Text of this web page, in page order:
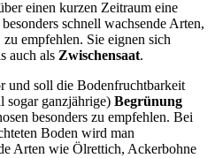
einen kurzen Zeitraum eine
schnell wachsende Arten,
empfehlen. Sie eignen sich
auch als Zwischensaat.
und soll die Bodenfruchtbarkeit
sogar ganzjährige)Begrünung
besonders zu empfehlen. Bei
Boden wird man
Arten wie Ölrettich, Ackerbohne